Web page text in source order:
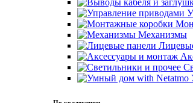
Механизмы